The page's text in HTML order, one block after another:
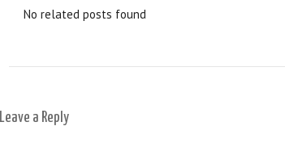
No related posts found
Leave a Reply